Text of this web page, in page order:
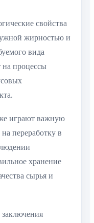
свойства
жирностью и
вида
на процессы
играют важную
переработку в
хранение
сырья и